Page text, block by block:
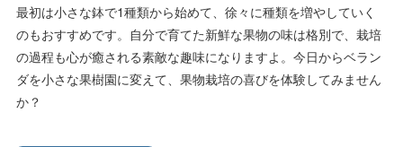
最初は小さな鉢で1種類から始めて、徐々に種類を増やしていく
のもおすすめです。自分で育てた新鮮な果物の味は格別で、栽培
の過程も心が癒される素敵な趣味になりますよ。今日からベラン
ダを小さな果樹園に変えて、果物栽培の喜びを体験してみません
か？